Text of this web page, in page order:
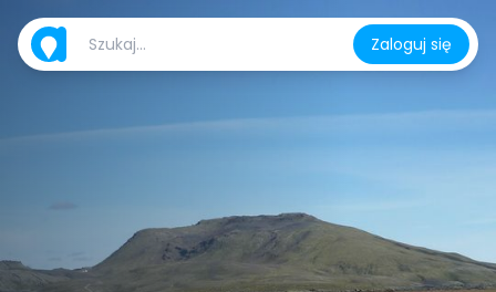
Zaloguj się